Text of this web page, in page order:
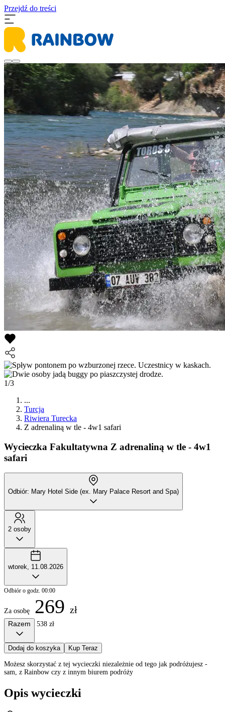
Przejdź do treści
1/3
...
Turcja
Riwiera Turecka
Z adrenaliną w tle - 4w1 safari
Wycieczka Fakultatywna Z adrenaliną w tle - 4w1
safari
Odbiór: Mary Hotel Side (ex. Mary Palace Resort and Spa)
2 osoby
wtorek, 11.08.2026
Odbiór o godz. 00:00
Za osobę 269 zł
Razem 538 zł
Dodaj do koszyka Kup Teraz
Możesz skorzystać z tej wycieczki niezależnie od tego jak podróżujesz -
sam, z Rainbow czy z innym biurem podróży
Opis wycieczki